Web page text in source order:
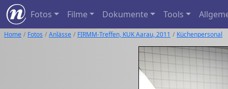
Fotos Filme Dokumente Tools
Home Fotos Anlässe FIRMM-Treffen, KUK Aarau, 2011 Küchenpersonal